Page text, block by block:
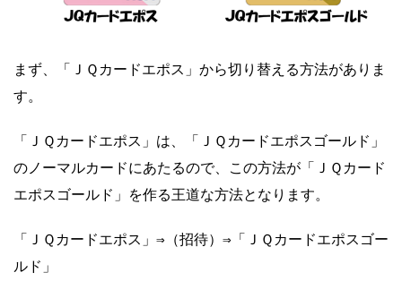
まず、「ＪＱカードエポス」から切り替える方法がありま
す。
「ＪＱカードエポス」は、「ＪＱカードエポスゴールド」
のノーマルカードにあたるので、この方法が「ＪＱカード
エポスゴールド」を作る王道な方法となります。
「ＪＱカードエポス」⇒（招待）⇒「ＪＱカードエポスゴー
ルド」